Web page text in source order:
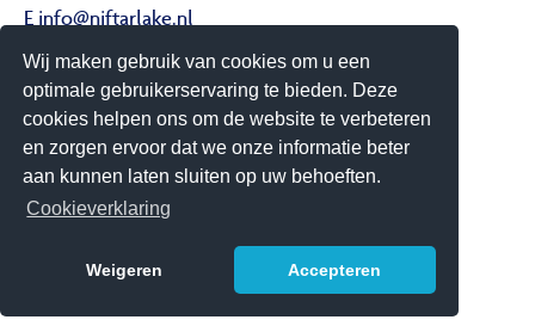
Wij maken gebruik van cookies om u een
optimale gebruikerservaring te bieden. Deze
cookies helpen ons om de website te verbeteren
en zorgen ervoor dat we onze informatie beter
aan kunnen laten sluiten op uw behoeften.
Cookieverklaring
Weigeren Accepteren
Einfo@niftarlake.nl
Volg ons ook op:
Twitter
Youtube
Het Niftarlake College heeft het predicaat Technasium